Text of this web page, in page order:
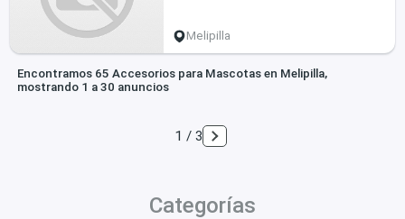
Melipilla
Encontramos 65 Accesorios para Mascotas en Melipilla,
mostrando 1 a 30 anuncios
1 / 3
Categorías